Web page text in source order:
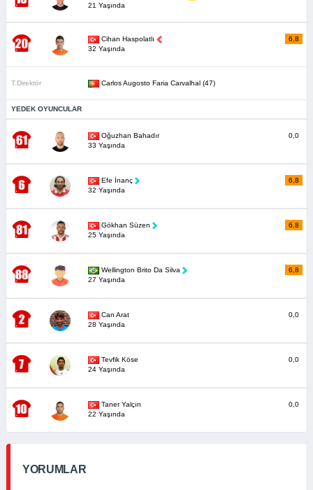
21 Yaşında
Cihan Haspolatlı
32 Yaşında
6,8
T.Direktör Carlos Augosto Faria Carvalhal (47)
YEDEK OYUNCULAR
Oğuzhan Bahadır
33 Yaşında
0,0
Efe İnanç
32 Yaşında
6,8
Gökhan Süzen
25 Yaşında
6,8
Wellington Brito Da Silva
27 Yaşında
6,8
Can Arat
28 Yaşında
0,0
Tevfik Köse
24 Yaşında
0,0
Taner Yalçın
22 Yaşında
0,0
YORUMLAR